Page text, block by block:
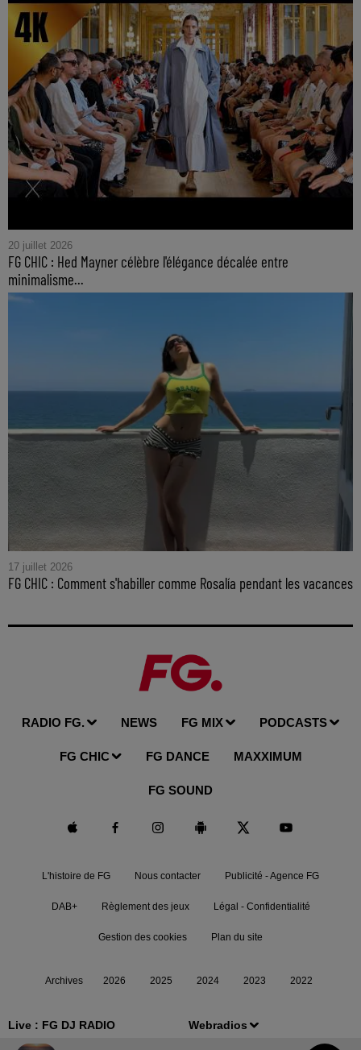
Live : FG DJ RADIO Webradios
20 juillet 2026
FG CHIC : Hed Mayner célèbre l'élégance décalée entre
minimalisme...
17 juillet 2026
FG CHIC : Comment s'habiller comme Rosalía pendant les vacances
RADIO FG. NEWS FG MIX PODCASTS
FG CHIC FG DANCE MAXXIMUM
FG SOUND
L'histoire de FG Nous contacter Publicité - Agence FG
DAB+ Règlement des jeux Légal - Confidentialité
Gestion des cookies Plan du site
Archives 2026 2025 2024 2023 2022